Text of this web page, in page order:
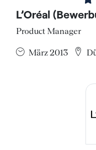
L’Oréal
Product Manager
März 2013